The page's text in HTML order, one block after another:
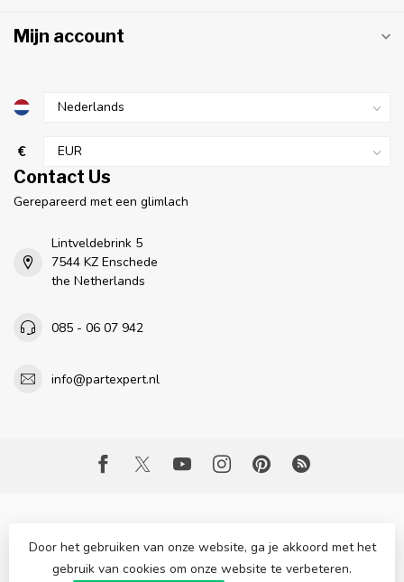
Mijn account
€
Contact Us
Gerepareerd met een glimlach
Lintveldebrink 5
7544 KZ Enschede
the Netherlands
085 - 06 07 942
info@partexpert.nl
© Copyright 2026 Part Expert- Powered by Lightspeed-
Door het gebruiken van onze website, ga je akkoord met het
gebruik van cookies om onze website te verbeteren.